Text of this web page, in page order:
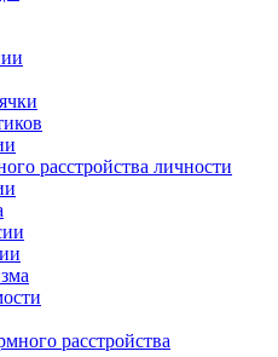
расстройства личности
расстройства